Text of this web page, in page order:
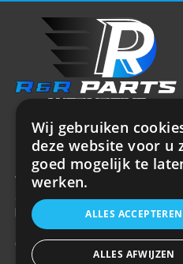
Over ons
Welkom bij R&R Parts
aanschaf van alle auto
beste selectie, service & prijs te
Contact
Wij gebruiken
deze website voor u
goed mogelijk te
werken.
ALLES ACCEPTEREN
ALLES AFWIJZEN